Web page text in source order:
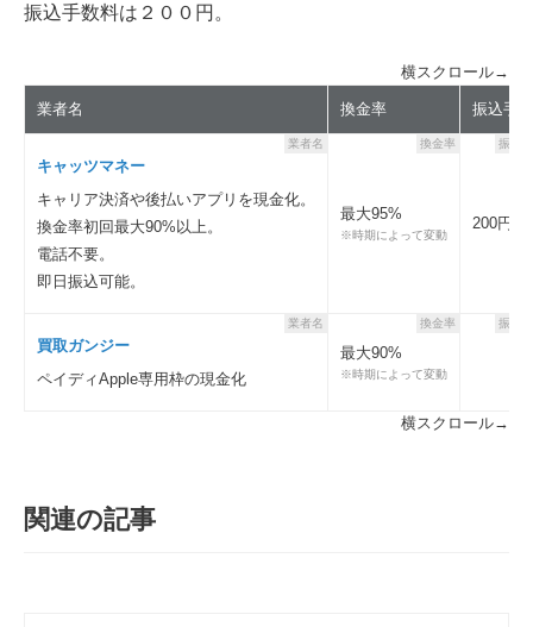
振込手数料は２００円。
横スクロール→
業者名 換金率 振込手
キャッツマネー
キャリア決済や後払いアプリを現金化。
換金率初回最大90%以上。
電話不要。
即日振込可能。
業者名
最大95%
※時期によって変動
換金率
200円
振込
買取ガンジー
ペイディApple専用枠の現金化
業者名
最大90%
※時期によって変動
換金率 振込
横スクロール→
関連の記事